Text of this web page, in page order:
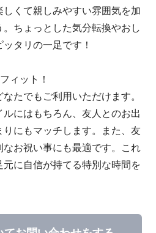
くて親しみやすい雰囲気を加
ちょっとした気分転換やおし
タリの一足です！
ィット！
たでもご利用いただけます。
にはもちろん、友人とのお出
にもマッチします。また、友
なお祝い事にも最適です。これ
に自信が持てる特別な時間を